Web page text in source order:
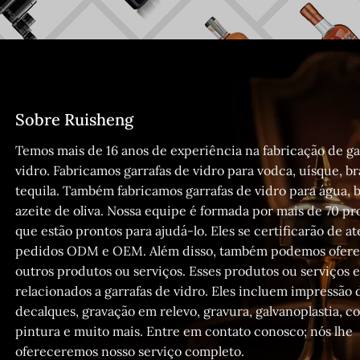
Sobre Ruisheng
Temos mais de 16 anos de experiência na fabricação de
vidro. Fabricamos garrafas de vidro para vodca, uísque,
tequila. Também fabricamos garrafas de vidro para água,
azeite de oliva. Nossa equipe é formada por mais de 70
que estão prontos para ajudá-lo. Eles se certificarão de
pedidos ODM e OEM. Além disso, também podemos
outros produtos ou serviços. Esses produtos ou serviços
relacionados a garrafas de vidro. Eles incluem impressão
decalques, gravação em relevo, gravura, galvanoplastia,
pintura e muito mais. Entre em contato conosco; nós lhe
ofereceremos nosso serviço completo.